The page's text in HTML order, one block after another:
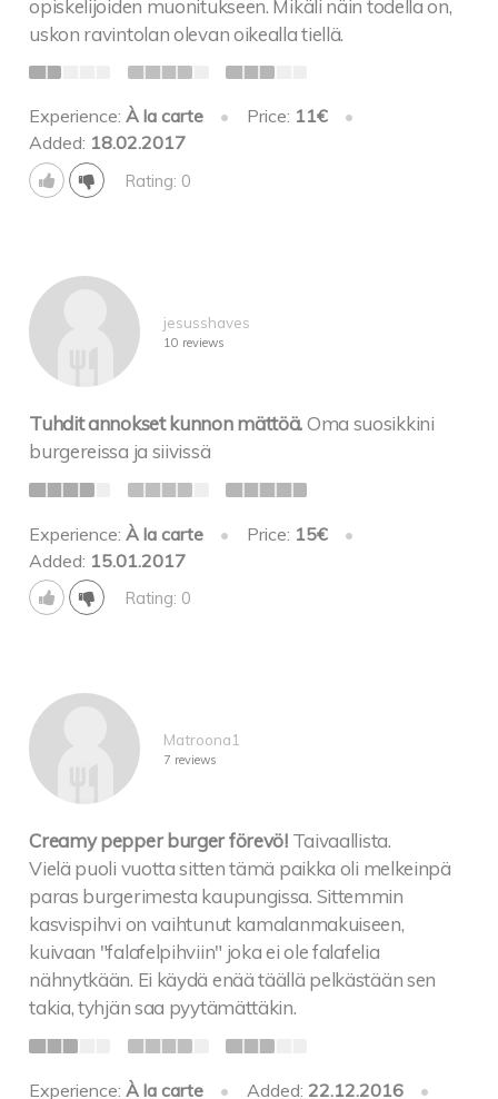
opiskelijoiden muonitukseen. Mikäli näin todella on,
uskon ravintolan olevan oikealla tiellä.
Experience:À la carte • Price: 11€
•
Added: 18.02.2017
Rating: 0
jesusshaves
10 reviews
Tuhdit annokset kunnon mättöä.Oma suosikkini
burgereissa ja siivissä
Experience:À la carte • Price: 15€
•
Added: 15.01.2017
Rating: 0
Matroona1
7 reviews
Creamy pepper burger förevö! Taivaallista.
Vielä puoli vuotta sitten tämä paikka oli melkeinpä
paras burgerimesta kaupungissa. Sittemmin
kasvispihvi on vaihtunut kamalanmakuiseen,
kuivaan "falafelpihviin" joka ei ole falafelia
nähnytkään. Ei käydä enää täällä pelkästään sen
takia, tyhjän saa pyytämättäkin.
Experience:À la carte • Added: 22.12.2016
•